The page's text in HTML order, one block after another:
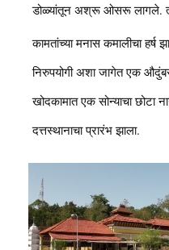
डोळ्यांतून अश्रू ओसरू लागले.
कामतांच्या मनास कमालीचा
निरुपयोगी अशा जागेत एक
खोदकामात एक सोन्याचा छोटा
दत्तस्थानाचा प्रारंभ झाला.